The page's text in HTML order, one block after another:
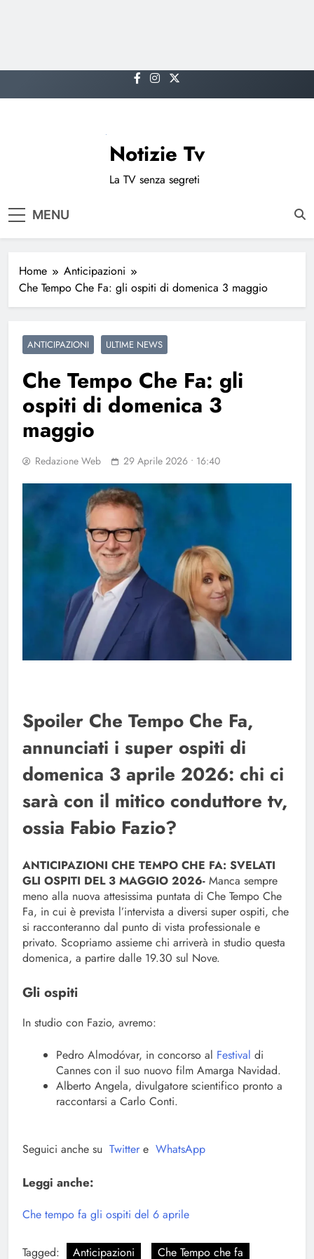
to
Notizie Tv
La TV senza segreti
MENU
Home
Anticipazioni
Che Tempo Che Fa: gli ospiti di domenica 3 maggio
ANTICIPAZIONI ULTIME NEWS
Che Tempo Che Fa: gli
ospiti di domenica 3
maggio
Redazione Web 29 Aprile 2026 • 16:40
Spoiler Che Tempo Che Fa,
annunciati i super ospiti di
domenica 3 aprile 2026: chi ci
sarà con il mitico conduttore tv,
ossia Fabio Fazio?
ANTICIPAZIONI CHE TEMPO CHE FA: SVELATI
GLI OSPITI DEL 3 MAGGIO 2026- Manca sempre
meno alla nuova attesissima puntata di Che Tempo Che
Fa, in cui è prevista l’intervista a diversi super ospiti, che
si racconteranno dal punto di vista professionale e
privato. Scopriamo assieme chi arriverà in studio questa
domenica, a partire dalle 19.30 sul Nove.
Gli ospiti
In studio con Fazio, avremo:
Pedro Almodóvar, in concorso al Festival di
Cannes con il suo nuovo film Amarga Navidad.
Alberto Angela, divulgatore scientifico pronto a
raccontarsi a Carlo Conti.
Seguici anche su Twitter e WhatsApp
Leggi anche:
Che tempo fa gli ospiti del 6 aprile
Tagged: Anticipazioni Che Tempo che fa